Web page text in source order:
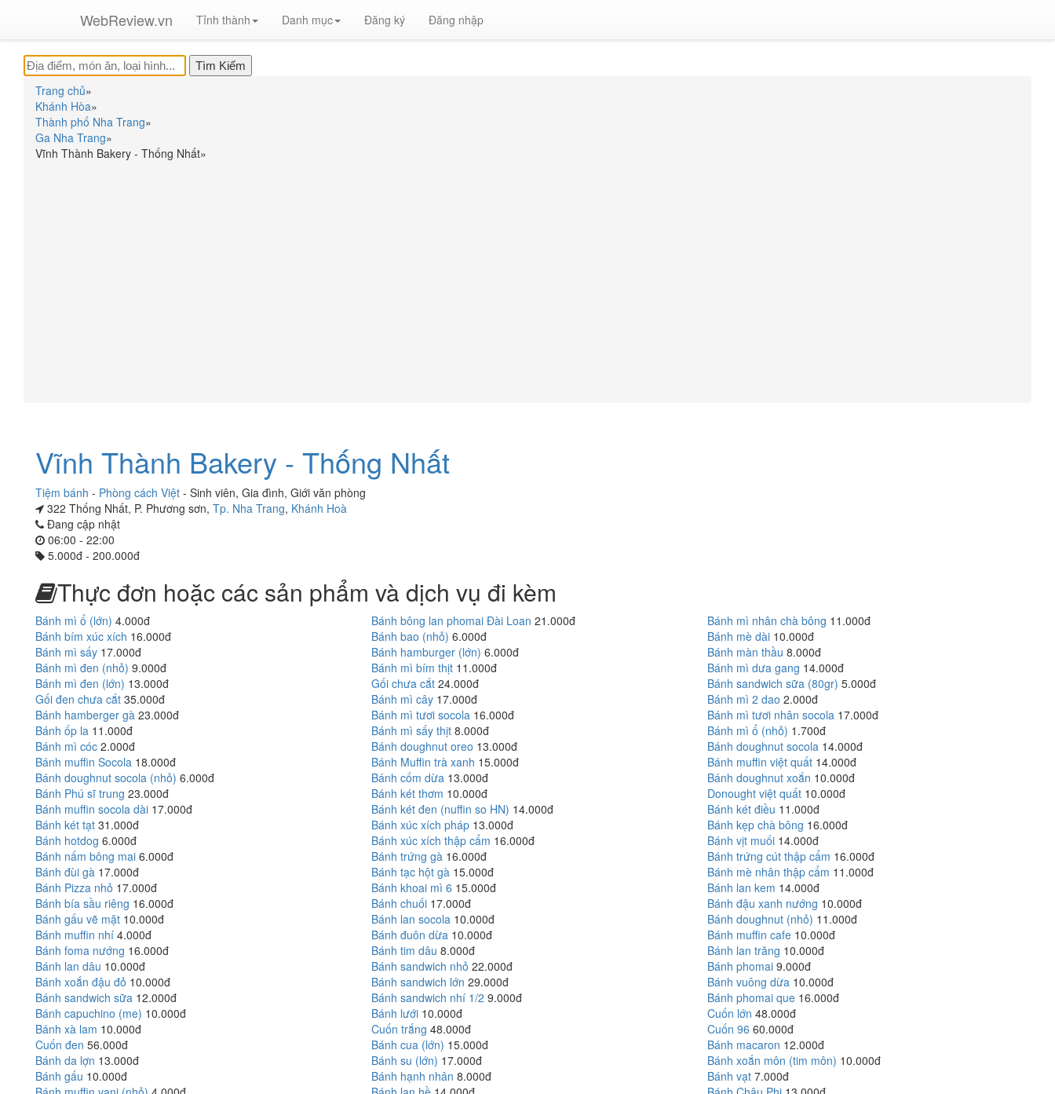
WebReview.vn Tỉnh thành Danh mục Đăng ký Đăng nhập
Trang chủ»
Khánh Hòa»
Thành phố Nha Trang»
Ga Nha Trang»
Vĩnh Thành Bakery - Thống Nhất»
Vĩnh Thành Bakery - Thống Nhất
Tiệm bánh - Phòng cách Việt - Sinh viên, Gia đình, Giới văn phòng
322 Thống Nhất, P. Phương sơn, Tp. Nha Trang, Khánh Hoà
Đang cập nhật
06:00 - 22:00
5.000đ - 200.000đ
Thực đơn hoặc các sản phẩm và dịch vụ đi kèm
Bánh mì ổ (lớn) 4.000đ Bánh bông lan phomai Đài Loan 21.000đ Bánh mì nhân chà bông 11.000đ
Bánh bím xúc xích 16.000đ Bánh bao (nhỏ) 6.000đ Bánh mè dài 10.000đ
Bánh mì sấy 17.000đ Bánh hamburger (lớn) 6.000đ Bánh màn thầu 8.000đ
Bánh mì đen (nhỏ) 9.000đ Bánh mì bím thịt 11.000đ Bánh mì dưa gang 14.000đ
Bánh mì đen (lớn) 13.000đ Gối chưa cắt 24.000đ Bánh sandwich sữa (80gr) 5.000đ
Gối đen chưa cắt 35.000đ Bánh mì cây 17.000đ Bánh mì 2 dao 2.000đ
Bánh hamberger gà 23.000đ Bánh mì tươi socola 16.000đ Bánh mì tươi nhân socola 17.000đ
Bánh ốp la 11.000đ Bánh mì sấy thịt 8.000đ Bánh mì ổ (nhỏ) 1.700đ
Bánh mì cóc 2.000đ Bánh doughnut oreo 13.000đ Bánh doughnut socola 14.000đ
Bánh muffin Socola 18.000đ Bánh Muffin trà xanh 15.000đ Bánh muffin việt quất 14.000đ
Bánh doughnut socola (nhỏ) 6.000đ Bánh cốm dừa 13.000đ Bánh doughnut xoắn 10.000đ
Bánh Phú sĩ trung 23.000đ Bánh két thơm 10.000đ Donought việt quất 10.000đ
Bánh muffin socola dài 17.000đ Bánh két đen (nuffin so HN) 14.000đ Bánh két điều 11.000đ
Bánh két tạt 31.000đ Bánh xúc xích pháp 13.000đ Bánh kẹp chà bông 16.000đ
Bánh hotdog 6.000đ Bánh xúc xích thập cẩm 16.000đ Bánh vịt muối 14.000đ
Bánh nấm bông mai 6.000đ Bánh trứng gà 16.000đ Bánh trứng cút thập cẩm 16.000đ
Bánh đùi gà 17.000đ Bánh tạc hột gà 15.000đ Bánh mè nhân thập cẩm 11.000đ
Bánh Pizza nhỏ 17.000đ Bánh khoai mì 6 15.000đ Bánh lan kem 14.000đ
Bánh bía sầu riêng 16.000đ Bánh chuối 17.000đ Bánh đậu xanh nướng 10.000đ
Bánh gấu vẽ mặt 10.000đ Bánh lan socola 10.000đ Bánh doughnut (nhỏ) 11.000đ
Bánh muffin nhí 4.000đ Bánh đuôn dừa 10.000đ Bánh muffin cafe 10.000đ
Bánh foma nướng 16.000đ Bánh tim dâu 8.000đ Bánh lan trăng 10.000đ
Bánh lan dâu 10.000đ Bánh sandwich nhỏ 22.000đ Bánh phomai 9.000đ
Bánh xoắn đậu đỏ 10.000đ Bánh sandwich lớn 29.000đ Bánh vuông dừa 10.000đ
Bánh sandwich sữa 12.000đ Bánh sandwich nhí 1/2 9.000đ Bánh phomai que 16.000đ
Bánh capuchino (me) 10.000đ Bánh lưới 10.000đ Cuốn lớn 48.000đ
Bánh xà lam 10.000đ Cuốn trắng 48.000đ Cuốn 96 60.000đ
Cuốn đen 56.000đ Bánh cua (lớn) 15.000đ Bánh macaron 12.000đ
Bánh da lợn 13.000đ Bánh su (lớn) 17.000đ Bánh xoắn môn (tim môn) 10.000đ
Bánh gấu 10.000đ Bánh hạnh nhân 8.000đ Bánh vạt 7.000đ